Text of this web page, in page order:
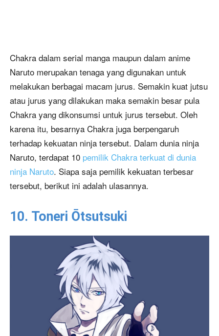
Chakra dalam serial manga maupun dalam anime
Naruto merupakan tenaga yang digunakan untuk
melakukan berbagai macam jurus. Semakin kuat jutsu
atau jurus yang dilakukan maka semakin besar pula
Chakra yang dikonsumsi untuk jurus tersebut. Oleh
karena itu, besarnya Chakra juga berpengaruh
terhadap kekuatan ninja tersebut. Dalam dunia ninja
Naruto, terdapat 10 pemilik Chakra terkuat di dunia
ninja Naruto. Siapa saja pemilik kekuatan terbesar
tersebut, berikut ini adalah ulasannya.
10. Toneri Ōtsutsuki